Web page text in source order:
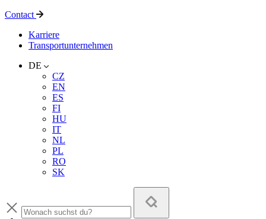
Contact
Karriere
Transportunternehmen
DE
CZ
EN
ES
FI
HU
IT
NL
PL
RO
SK